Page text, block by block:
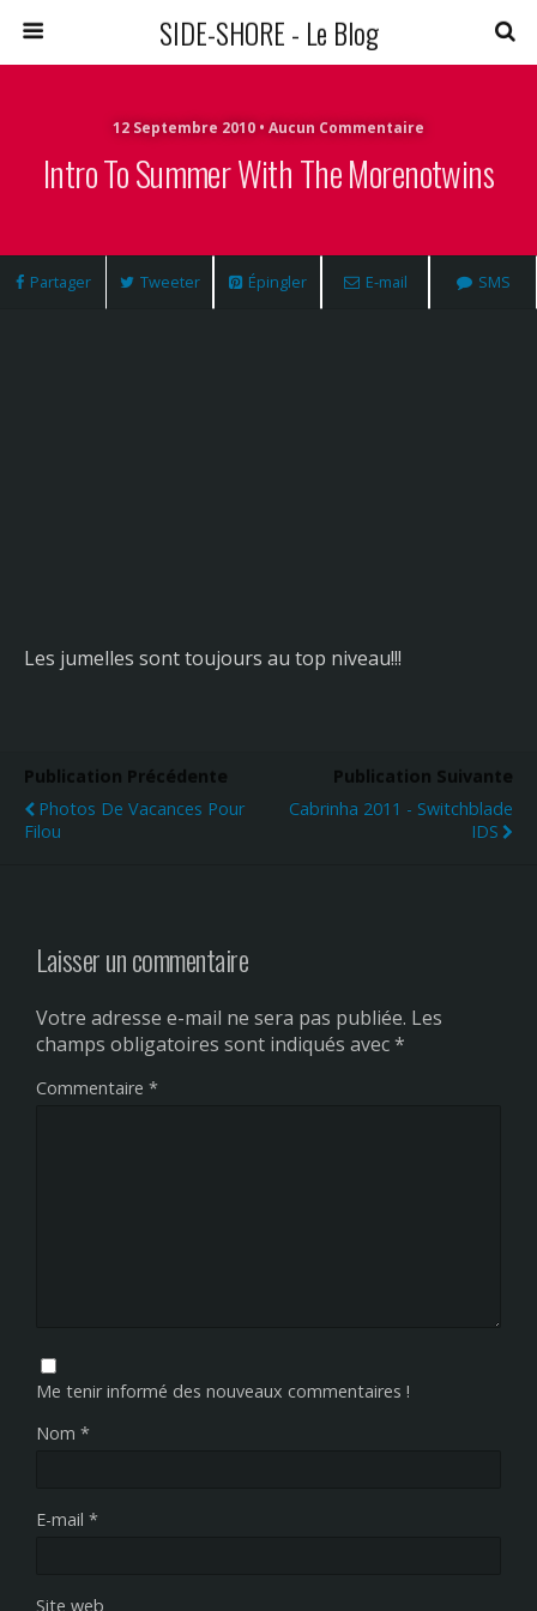
SIDE-SHORE - Le Blog
12 Septembre 2010 • Aucun Commentaire
Intro To Summer With The Morenotwins
Partager Tweeter Épingler E-mail SMS
Les jumelles sont toujours au top niveau!!!
Publication Précédente
Photos De Vacances Pour
Filou
Publication Suivante
Cabrinha 2011 - Switchblade
IDS
Laisser un commentaire
Votre adresse e-mail ne sera pas publiée. Les
champs obligatoires sont indiqués avec*
Commentaire *
Me tenir informé des nouveaux commentaires !
Nom *
E-mail *
Site web